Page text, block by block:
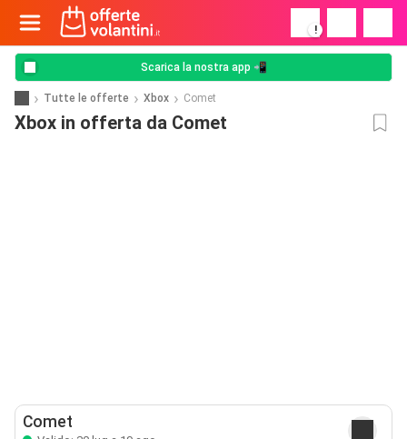
!
Scarica la nostra app 📲
Tutte le offerte Xbox Comet
Xbox in offerta da Comet
Comet